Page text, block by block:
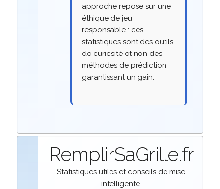
approche repose sur une
éthique de jeu
responsable : ces
statistiques sont des outils
de curiosité et non des
méthodes de prédiction
garantissant un gain.
RemplirSaGrille.fr
Statistiques utiles et conseils de mise
intelligente.